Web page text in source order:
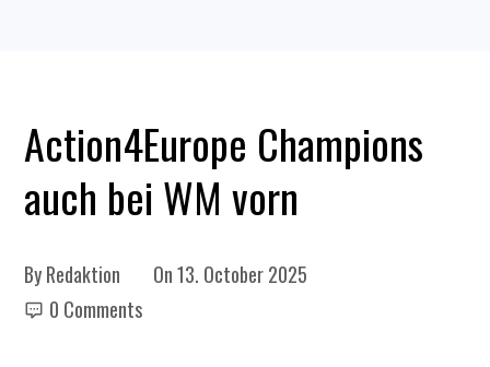
Action4Europe Champions
auch bei WM vorn
ByRedaktion On13. October 2025
0 Comments